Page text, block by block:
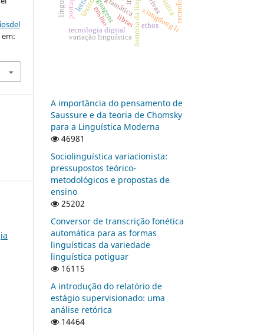
em:
linguagens
ensino
tecnologia digital
gramática xiangdong li
variação linguística
ethos
léxico
libras
A importância do pensamento de
Saussure e da teoria de Chomsky
para a Linguística Moderna
46981
Sociolinguística variacionista:
pressupostos teórico-
metodológicos e propostas de
ensino
25202
Conversor de transcrição fonética
automática para as formas
linguísticas da variedade
linguística potiguar
16115
A introdução do relatório de
estágio supervisionado: uma
análise retórica
14464